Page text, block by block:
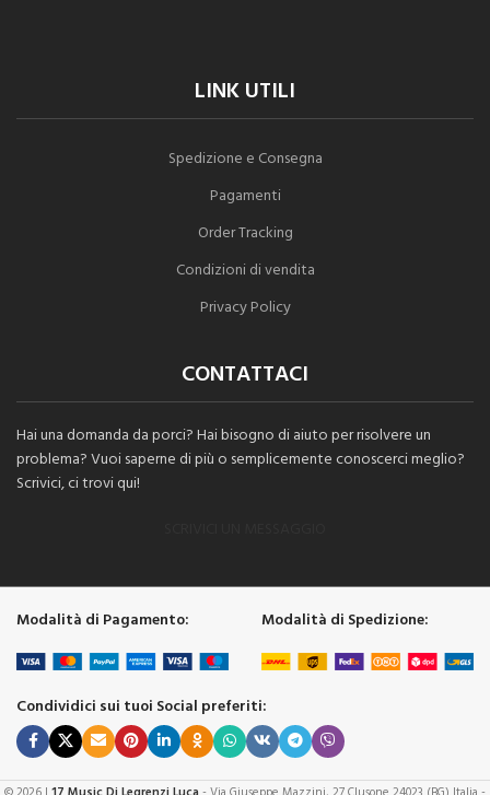
LINK UTILI
Spedizione e Consegna
Pagamenti
Order Tracking
Condizioni di vendita
Privacy Policy
CONTATTACI
Hai una domanda da porci? Hai bisogno di aiuto per risolvere un
problema? Vuoi saperne di più o semplicemente conoscerci meglio?
Scrivici, ci trovi qui!
Modalità di Pagamento: Modalità di Spedizione:
Condividici sui tuoi Social preferiti: